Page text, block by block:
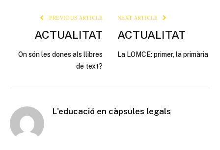
PREVIOUS ARTICLE
ACTUALITAT
On són les dones als llibres
de text?
NEXT ARTICLE
ACTUALITAT
La LOMCE: primer, la primària
L'educació en càpsules legals